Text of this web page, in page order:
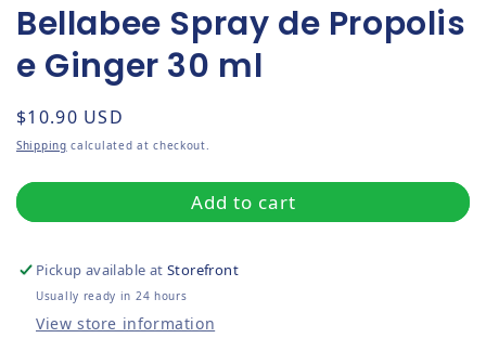
Bellabee Spray de Propolis
e Ginger 30 ml
Regular price
$10.90 USD
Shipping calculated at checkout.
Add to cart
Pickup available atStorefront
Usually ready in 24 hours
View store information